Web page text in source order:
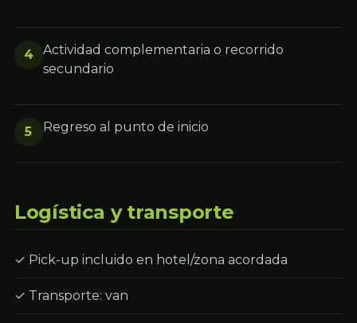
4
Actividad complementaria o recorrido
secundario
5 Regreso al punto de inicio
Logística y transporte
✓ Pick-up incluido en hotel/zona acordada
✓ Transporte: van